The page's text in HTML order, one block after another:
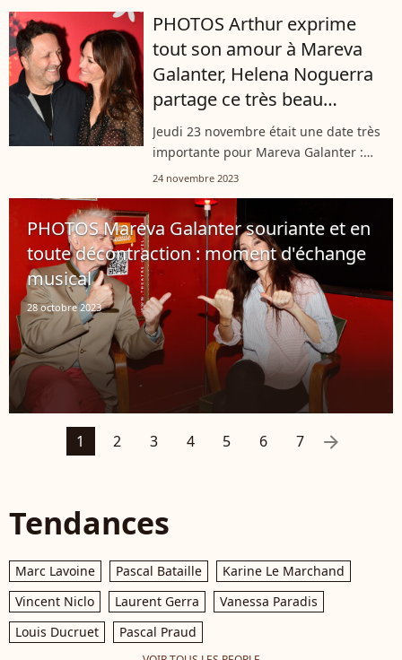
difficultés financières. Une soirée à
laquelle...
PHOTOS Arthur exprime
tout son amour à Mareva
Galanter, Helena Noguerra
partage ce très beau
moment
Jeudi 23 novembre était une date très
importante pour Mareva Galanter :
celle de son concert au théâtre Music-
soirée, la belle artiste a pu compter...
24 novembre 2023
PHOTOS Mareva Galanter souriante et en
toute décontraction : moment d'échange
musical
28 octobre 2023
1 2 3 4 5 6 7 arrow_right
Tendances
Marc Lavoine Pascal Bataille
Karine Le Marchand
Vincent Niclo
Laurent Gerra
Vanessa Paradis
Louis Ducruet
Pascal Praud